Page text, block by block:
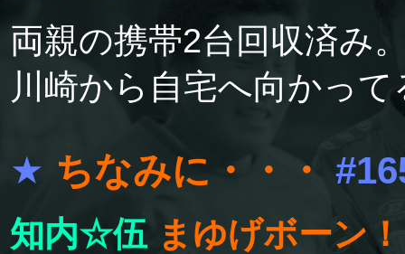
両親の携帯2台回収済み
川崎から自宅へ向かって
★ ちなみに・・・
知内☆伍 まゆげボーン